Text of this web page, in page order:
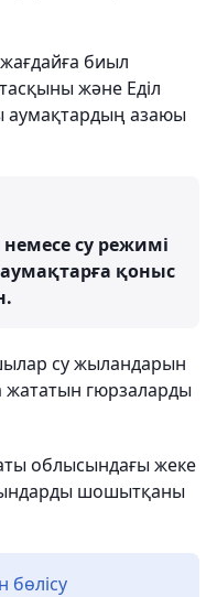
биыл
және Еділ
аумақтардың азаюы
су режимі
қоныс
су жыландарын
гюрзаларды
облысындағы жеке
шошытқаны
бөлісу